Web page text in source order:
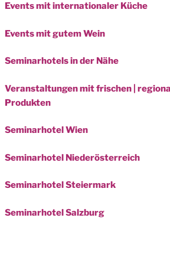
Events mit internationaler Küche
Events mit gutem Wein
Seminarhotels in der Nähe
Veranstaltungen mit frischen |
Produkten
Seminarhotel Wien
Seminarhotel Niederösterreich
Seminarhotel Steiermark
Seminarhotel Salzburg